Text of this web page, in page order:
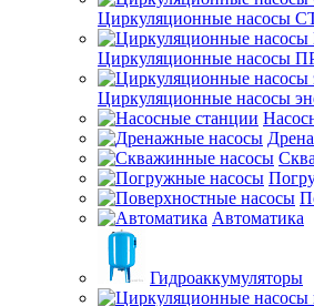
Циркуляционные насосы
Циркуляционные насосы
Циркуляционные насосы
Автоматика
Гидроаккумуляторы